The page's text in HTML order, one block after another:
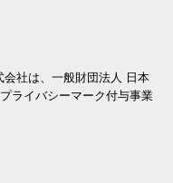
社は、一般財団法人 日本
ライバシーマーク付与事業